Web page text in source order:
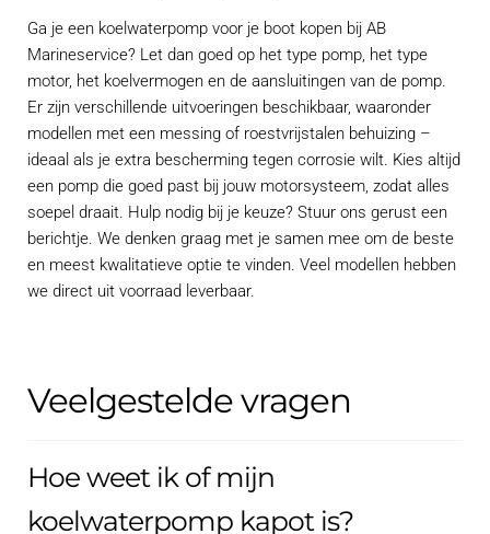
Ga je een koelwaterpomp voor je boot kopen bij AB
Marineservice? Let dan goed op het type pomp, het type
motor, het koelvermogen en de aansluitingen van de pomp.
Er zijn verschillende uitvoeringen beschikbaar, waaronder
modellen met een messing of roestvrijstalen behuizing –
ideaal als je extra bescherming tegen corrosie wilt. Kies altijd
een pomp die goed past bij jouw motorsysteem, zodat alles
soepel draait. Hulp nodig bij je keuze? Stuur ons gerust een
berichtje. We denken graag met je samen mee om de beste
en meest kwalitatieve optie te vinden. Veel modellen hebben
we direct uit voorraad leverbaar.
Veelgestelde vragen
Hoe weet ik of mijn
koelwaterpomp kapot is?